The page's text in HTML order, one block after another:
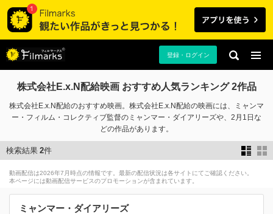
登録・ログイン
株式会社E.x.N配給映画 おすすめ人気ランキング 2作品
株式会社E.x.N配給のおすすめ映画。株式会社E.x.N配給の映画には、ミャンマ
ー・フィルム・コレクティブ監督のミャンマー・ダイアリーズや、2月1日な
どの作品があります。
検索結果 2件
動画配信は2026年7月時点の情報です。最新の配信状況は各サイトにてご確認ください。
本ページには動画配信サービスのプロモーションが含まれています。
ミャンマー・ダイアリーズ